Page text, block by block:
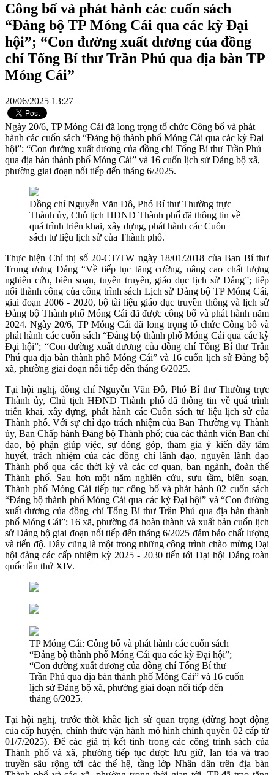
Công bố và phát hành các cuốn sách
“Đảng bộ TP Móng Cái qua các kỳ Đại
hội”; “Con đường xuất dương của đồng
chí Tổng Bí thư Trần Phú qua địa bàn TP
Móng Cái”
20/06/2025 13:27
Ngày 20/6, TP Móng Cái đã long trọng tổ chức Công bố và phát
hành các cuốn sách “Đảng bộ thành phố Móng Cái qua các kỳ Đại
hội”; “Con đường xuất dương của đồng chí Tổng Bí thư Trần Phú
qua địa bàn thành phố Móng Cái” và 16 cuốn lịch sử Đảng bộ xã,
phường giai đoạn nối tiếp đến tháng 6/2025.
Đồng chí Nguyễn Văn Đô, Phó Bí thư Thường trực
Thành ủy, Chủ tịch HĐND Thành phố đã thông tin về
quá trình triển khai, xây dựng, phát hành các Cuốn
sách tư liệu lịch sử của Thành phố.
Thực hiện Chỉ thị số 20-CT/TW ngày 18/01/2018 của Ban Bí thư
Trung ương Đảng “Về tiếp tục tăng cường, nâng cao chất lượng
nghiên cứu, biên soạn, tuyên truyền, giáo dục lịch sử Đảng”; tiếp
nối thành công của công trình sách Lịch sử Đảng bộ TP Móng Cái,
giai đoạn 2006 - 2020, bộ tài liệu giáo dục truyền thống và lịch sử
Đảng bộ Thành phố Móng Cái đã được công bố và phát hành năm
2024. Ngày 20/6, TP Móng Cái đã long trọng tổ chức Công bố và
phát hành các cuốn sách “Đảng bộ thành phố Móng Cái qua các kỳ
Đại hội”; “Con đường xuất dương của đồng chí Tổng Bí thư Trần
Phú qua địa bàn thành phố Móng Cái” và 16 cuốn lịch sử Đảng bộ
xã, phường giai đoạn nối tiếp đến tháng 6/2025.
Tại hội nghị, đồng chí Nguyễn Văn Đô, Phó Bí thư Thường trực
Thành ủy, Chủ tịch HĐND Thành phố đã thông tin về quá trình
triển khai, xây dựng, phát hành các Cuốn sách tư liệu lịch sử của
Thành phố. Với sự chỉ đạo trách nhiệm của Ban Thường vụ Thành
ủy, Ban Chấp hành Đảng bộ Thành phố; của các thành viên Ban chỉ
đạo, bộ phận giúp việc, sự đóng góp, tham gia ý kiến đầy tâm
huyết, trách nhiệm của các đồng chí lãnh đạo, nguyên lãnh đạo
Thành phố qua các thời kỳ và các cơ quan, ban ngành, đoàn thể
Thành phố. Sau hơn một năm nghiên cứu, sưu tầm, biên soạn,
Thành phố Móng Cái tiếp tục công bố và phát hành 02 cuốn sách
“Đảng bộ thành phố Móng Cái qua các kỳ Đại hội” và “Con đường
xuất dương của đồng chí Tổng Bí thư Trần Phú qua địa bàn thành
phố Móng Cái”; 16 xã, phường đã hoàn thành và xuất bản cuốn lịch
sử Đảng bộ giai đoạn nối tiếp đến tháng 6/2025 đảm bảo chất lượng
và tiến độ. Đây cũng là một trong những công trình chào mừng Đại
hội đảng các cấp nhiệm kỳ 2025 - 2030 tiến tới Đại hội Đảng toàn
quốc lần thứ XIV.
TP Móng Cái: Công bố và phát hành các cuốn sách
“Đảng bộ thành phố Móng Cái qua các kỳ Đại hội”;
“Con đường xuất dương của đồng chí Tổng Bí thư
Trần Phú qua địa bàn thành phố Móng Cái” và 16 cuốn
lịch sử Đảng bộ xã, phường giai đoạn nối tiếp đến
tháng 6/2025.
Tại hội nghị, trước thời khắc lịch sử quan trọng (dừng hoạt động
của cấp huyện, chính thức vận hành mô hình chính quyền 02 cấp từ
01/7/2025). Để các giá trị kết tinh trong các công trình sách của
Thành phố và xã, phường tiếp tục được lưu giữ, lan tỏa và trao
truyền sâu rộng tới các thế hệ, tầng lớp Nhân dân trên địa bàn